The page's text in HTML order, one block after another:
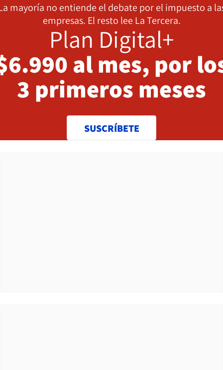
mayoría no entiende el debate por el impuesto a
empresas. El resto lee La Tercera.
Plan Digital+
al mes, por
3 primeros meses
SUSCRÍBETE